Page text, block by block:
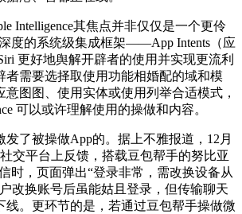
其焦点并非仅仅是一个更伶
度的系统级集成框架——App Intents（应
更好地舆解开辟者的使用并实现更流利
者需要选择取使用功能相婚配的域和模
图图、使用实体或使用列举合适模式，
可以或许理解使用的操做和内容。
了被操做App的。据上不雅报道，12月
交平台上反馈，搭载豆包帮手的努比亚
时，页面弹出“登录非常，需改换设备从
改换账号后虽能姑且登录，但传输聊天
线。更环节的是，若通过豆包帮手操做微